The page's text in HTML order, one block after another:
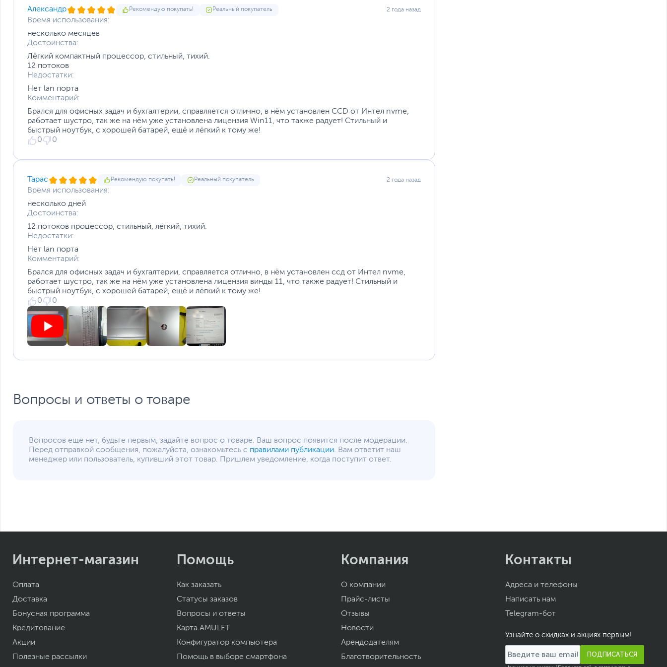
Вес, кг
Вес с упаковкой
Заводские данные
Срок гарантии (мес.)
Ссылка на сайт производителя
Xарактеристики, комплект поставки и внешний вид данного товара могут отличаться от указанных или могут быть изменены производителем
без отражения в каталоге интернет-магазина.
Александр Рекомендую покупать! Реальный покупатель 2 года назад
Время использования:
несколько месяцев
Достоинства:
Лёгкий компактный процессор, стильный, тихий.
12 потоков
Недостатки:
Нет lan порта
Комментарий:
Брался для офисных задач и бухгалтерии, справляется отлично, в нём установлен CCD от Интел nvme,
работает шустро, так же на нём уже установлена лицензия Win11, что также радует! Стильный и
быстрый ноутбук, с хорошей батарей, ещё и лёгкий к тому же!
0
0
Тарас Рекомендую покупать! Реальный покупатель 2 года назад
Время использования:
несколько дней
Достоинства:
12 потоков процессор, стильный, лёгкий, тихий.
Недостатки:
Нет lan порта
Комментарий:
Брался для офисных задач и бухгалтерии, справляется отлично, в нём установлен ссд от Интел nvme,
работает шустро, так же на нём уже установлена лицензия винды 11, что также радует! Стильный и
быстрый ноутбук, с хорошей батарей, ещё и лёгкий к тому же!
0
0
Вопросы и ответы о товаре
Вопросов еще нет, будьте первым, задайте вопрос о товаре. Ваш вопрос появится после модерации.
Перед отправкой сообщения, пожалуйста, ознакомьтесь с правилами публикации. Вам ответит наш
менеджер или пользователь, купивший этот товар. Пришлем уведомление, когда поступит ответ.
Интернет-магазин
Оплата
Доставка
Бонусная программа
Кредитование
Акции
Полезные рассылки
Помощь
Как заказать
Статусы заказов
Вопросы и ответы
Карта AMULET
Конфигуратор компьютера
Помощь в выборе смартфона
Компания
О компании
Прайс-листы
Отзывы
Новости
Арендодателям
Благотворительность
Контакты
Адреса и телефоны
Написать нам
Telegram-бот
Узнайте о скидках и акциях первым!
ПОДПИСАТЬСЯ